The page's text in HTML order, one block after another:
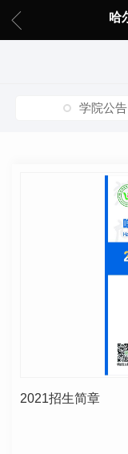
哈
学院公告
2021招生简章